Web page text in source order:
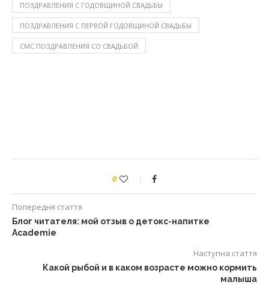
ПОЗДРАВЛЕНИЯ С ГОДОВЩИНОЙ СВАДЬБЫ
ПОЗДРАВЛЕНИЯ С ПЕРВОЙ ГОДОВЩИНОЙ СВАДЬБЫ
СМС ПОЗДРАВЛЕНИЯ СО СВАДЬБОЙ
0
Попередня стаття
Блог читателя: мой отзыв о детокс-напитке
Academie
Наступна стаття
Какой рыбой и в каком возрасте можно кормить
малыша